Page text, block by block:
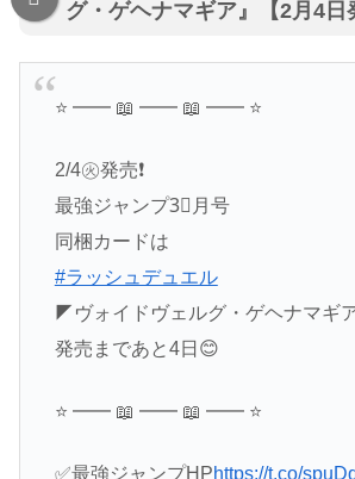
グ・ゲヘナマギア』【2月4日
⭐️ ━━ 📖 ━━ 📖 ━━ ⭐️
2/4㊋発売❗️
最強ジャンプ3⃣月号
同梱カードは
#ラッシュデュエル
◤ヴォイドヴェルグ・ゲヘナマギ
発売まであと4日😊
⭐️ ━━ 📖 ━━ 📖 ━━ ⭐️
✅最強ジャンプHPhttps://t.co/